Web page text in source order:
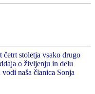
četrt stoletja vsako drugo
o življenju in delu
naša članica Sonja